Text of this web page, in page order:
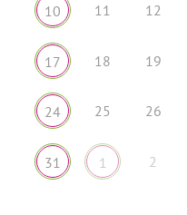
10 11 12
17 18 19
24 25 26
31 1 2